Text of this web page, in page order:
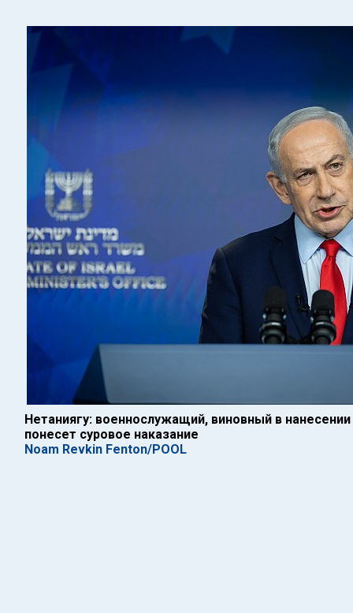
Нетаниягу: военнослужащий, виновный в
понесет суровое наказание
Noam Revkin Fenton/POOL